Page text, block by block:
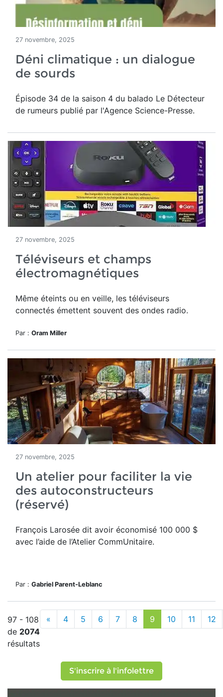
27 novembre, 2025
Déni climatique : un dialogue
de sourds
Épisode 34 de la saison 4 du balado Le Détecteur
de rumeurs publié par l'Agence Science-Presse.
27 novembre, 2025
Téléviseurs et champs
électromagnétiques
Même éteints ou en veille, les téléviseurs
connectés émettent souvent des ondes radio.
Par : Oram Miller
27 novembre, 2025
Un atelier pour faciliter la vie
des autoconstructeurs
(réservé)
François Larosée dit avoir économisé 100 000 $
avec l’aide de l’Atelier CommUnitaire.
Par : Gabriel Parent-Leblanc
97 - 108
de 2074
résultats
« 4 5 6 7 8 9 10 11 12
S'inscrire à l'infolettre